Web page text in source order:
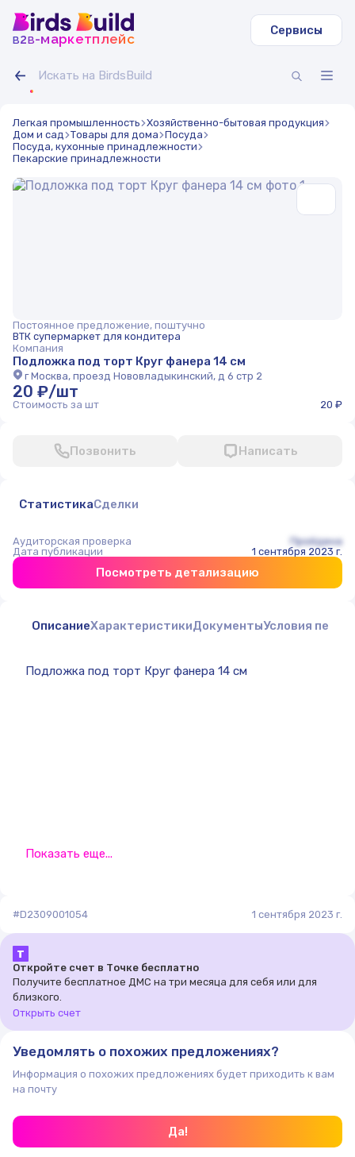
b2b-маркетплейс
Сервисы
Легкая промышленность Хозяйственно-бытовая продукция
Дом и сад Товары для дома Посуда
Посуда, кухонные принадлежности
Пекарские принадлежности
Постоянное предложение, поштучно
ВТК супермаркет для кондитера
Компания
Подложка под торт Круг фанера 14 см
г Москва, проезд Нововладыкинский, д 6 стр 2
20 ₽/шт
Стоимость за шт 20 ₽
Позвонить Написать
СтатистикаСделки
Аудиторская проверка
Пройдена
Дата публикации
1 сентября 2023 г.
Посмотреть детализацию
ОписаниеХарактеристикиДокументыУсловия
Подложка под торт Круг фанера 14 см
Показать еще...
#D2309001054 1 сентября 2023 г.
Т
Откройте счет в Точке бесплатно
Получите бесплатное ДМС на три месяца для себя или для
близкого.
Открыть счет
Уведомлять о похожих предложениях?
Информация о похожих предложениях будет приходить к вам
на почту
Да!